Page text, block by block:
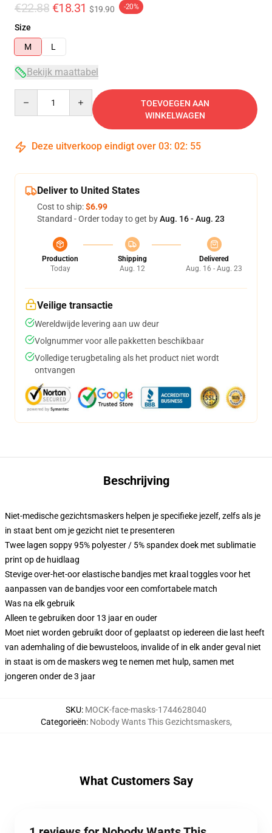
€22.88 €18.31 $19.90 -20%
Size
M
L
Bekijk maattabel
TOEVOEGEN AAN
WINKELWAGEN
Deze uitverkoop eindigt over 03: 02: 55
Deliver to United States
Cost to ship:$6.99
Standard - Order today to get byAug. 16 - Aug. 23
Production
Today
Shipping
Aug. 12
Delivered
Aug. 16 - Aug. 23
Veilige transactie
Wereldwijde levering aan uw deur
Volgnummer voor alle pakketten beschikbaar
Volledige terugbetaling als het product niet wordt
ontvangen
Beschrijving
Niet-medische gezichtsmaskers helpen je specifieke jezelf, zelfs als je
in staat bent om je gezicht niet te presenteren
Twee lagen soppy 95% polyester / 5% spandex doek met sublimatie
print op de huidlaag
Stevige over-het-oor elastische bandjes met kraal toggles voor het
aanpassen van de bandjes voor een comfortabele match
Was na elk gebruik
Alleen te gebruiken door 13 jaar en ouder
Moet niet worden gebruikt door of geplaatst op iedereen die last heeft
van ademhaling of die bewusteloos, invalide of in elk ander geval niet
in staat is om de maskers weg te nemen met hulp, samen met
jongeren onder de 3 jaar
SKU: MOCK-face-masks-1744628040
Categorieën: Nobody Wants This Gezichtsmaskers,
What Customers Say